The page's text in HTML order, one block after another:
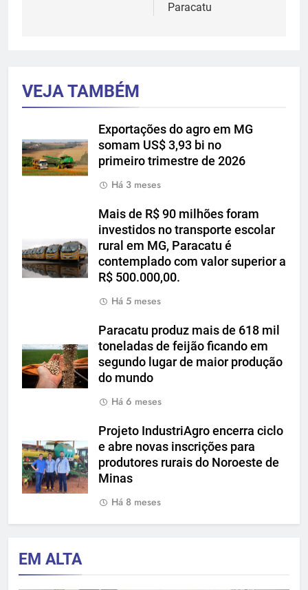
Paracatu
VEJA TAMBÉM
Exportações do agro em MG
somam US$ 3,93 bi no
primeiro trimestre de 2026
Há 3 meses
Mais de R$ 90 milhões foram
investidos no transporte escolar
rural em MG, Paracatu é
contemplado com valor superior a
R$ 500.000,00.
Há 5 meses
Paracatu produz mais de 618 mil
toneladas de feijão ficando em
segundo lugar de maior produção
do mundo
Há 6 meses
Projeto IndustriAgro encerra ciclo
e abre novas inscrições para
produtores rurais do Noroeste de
Minas
Há 8 meses
EM ALTA